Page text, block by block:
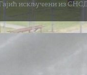
искључени из